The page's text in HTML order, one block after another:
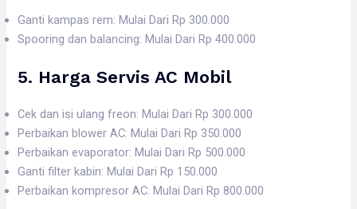
Ganti kampas rem: Mulai Dari Rp 300.000
Spooring dan balancing: Mulai Dari Rp 400.000
5. HargaServis AC Mobil
Cek dan isi ulang freon: Mulai Dari Rp 300.000
Perbaikan blower AC: Mulai Dari Rp 350.000
Perbaikan evaporator: Mulai Dari Rp 500.000
Ganti filter kabin: Mulai Dari Rp 150.000
Perbaikan kompresor AC: Mulai Dari Rp 800.000